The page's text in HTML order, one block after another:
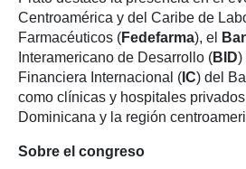
Centroamérica y del Caribe de
Farmacéuticos (Fedefarma), el
Interamericano de Desarrollo (BID)
Financiera Internacional ( IC) del
como clínicas y hospitales
Dominicana y la región
Sobre el congreso